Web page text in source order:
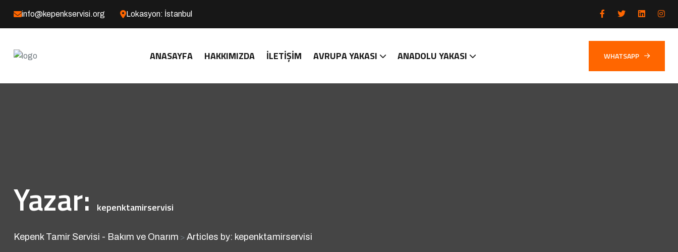
info@kepenkservisi.org Lokasyon: İstanbul
ANASAYFA HAKKIMIZDA İLETIŞIM AVRUPA YAKASI ANADOLU YAKASI WHATSAPP
Yazar: kepenktamirservisi
Kepenk Tamir Servisi - Bakım ve Onarım > Articles by: kepenktamirservisi